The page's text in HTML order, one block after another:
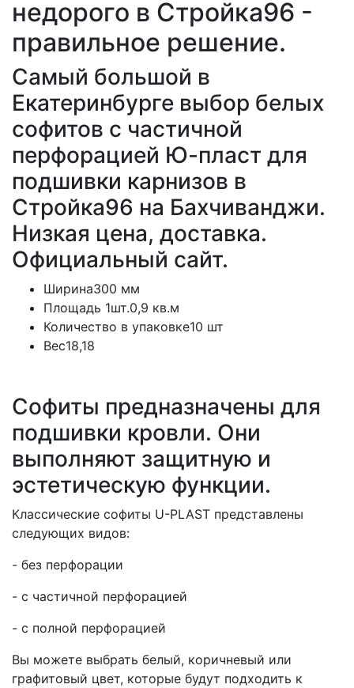
недорого в Стройка96 -
правильное решение.
Самый большой в
Екатеринбурге выбор белых
софитов с частичной
перфорацией Ю-пласт для
подшивки карнизов в
Стройка96 на Бахчиванджи.
Низкая цена, доставка.
Официальный сайт.
Ширина300 мм
Площадь 1шт.0,9 кв.м
Количество в упаковке10 шт
Вес18,18
Софиты предназначены для
подшивки кровли. Они
выполняют защитную и
эстетическую функции.
Классические софиты U-PLAST представлены
следующих видов:
- без перфорации
- с частичной перфорацией
- с полной перфорацией
Вы можете выбрать белый, коричневый или
графитовый цвет, которые будут подходить к